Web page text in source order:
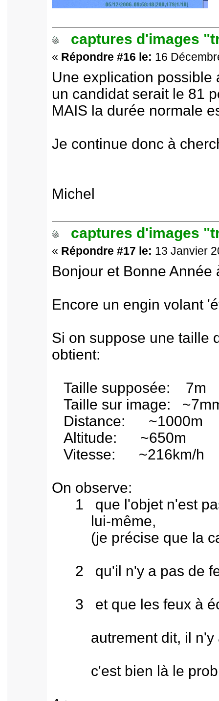
captures d'images
« Répondre #16 le: 16
Une explication possible
un candidat serait le 81
MAIS la durée normale
Je continue donc à
Michel
captures d'images
« Répondre #17 le: 13 Janvier
Bonjour et Bonne Année
Encore un engin volant
Si on suppose une taille
obtient:
Taille supposée: 7m
Taille sur image:
Distance: ~1000m
Altitude: ~650m
Vitesse: ~216km/h
On observe:
1 que l'objet n'est
lui-même,
(je précise que la
2 qu'il n'y a pas de
3 et que les feux à
autrement dit, il n'y a
c'est bien là le